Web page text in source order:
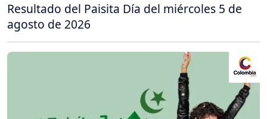
Resultado del Paisita Día del miércoles 5 de
agosto de 2026